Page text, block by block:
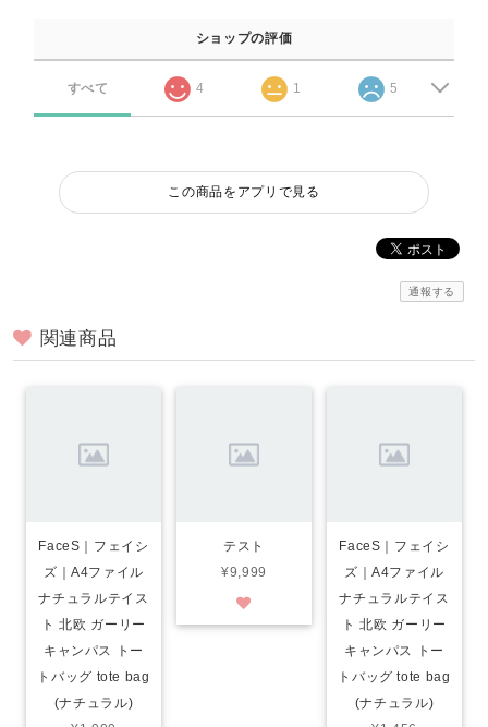
ショップの評価
すべて 4 1 5
この商品をアプリで見る
通報する
関連商品
FaceS｜フェイシ
ズ｜A4ファイル
ナチュラルテイス
ト 北欧 ガーリー
キャンパス トー
トバッグ tote bag
(ナチュラル)
テスト
¥9,999
FaceS｜フェイシ
ズ｜A4ファイル
ナチュラルテイス
ト 北欧 ガーリー
キャンパス トー
トバッグ tote bag
(ナチュラル)